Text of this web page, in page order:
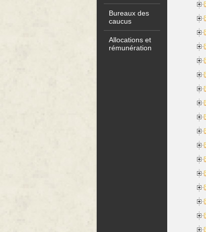
Bureaux des
caucus
Allocations et
rémunération